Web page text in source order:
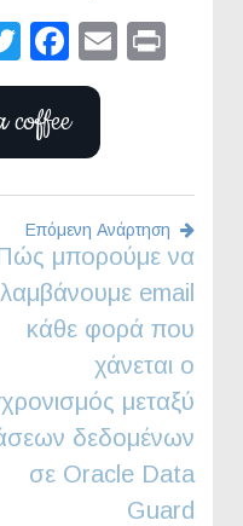
TwitterEmail
coffee
Επόμενη Ανάρτηση
μπορούμε να
λαμβάνουμε email
κάθε φορά που
χάνεται ο
μεταξύ
δεδομένων
σε Oracle Data
Guard